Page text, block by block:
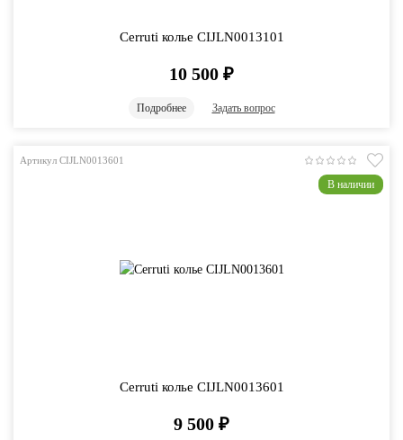
Cerruti колье CIJLN0013101
10 500 ₽
Подробнее Задать вопрос
Артикул CIJLN0013601
В наличии
Cerruti колье CIJLN0013601
9 500 ₽